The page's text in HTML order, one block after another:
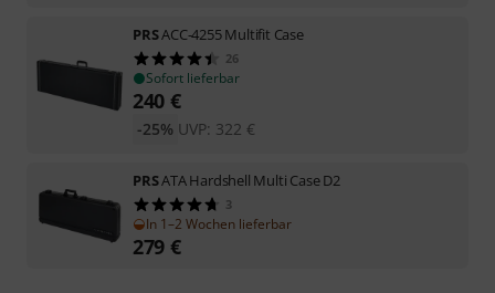
PRSACC-4255 Multifit Case
26
Sofort lieferbar
240 €
UVP: 322 €
-25%
PRSATA Hardshell Multi Case D2
3
In 1–2 Wochen lieferbar
279 €